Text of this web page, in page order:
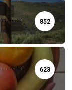
852
623